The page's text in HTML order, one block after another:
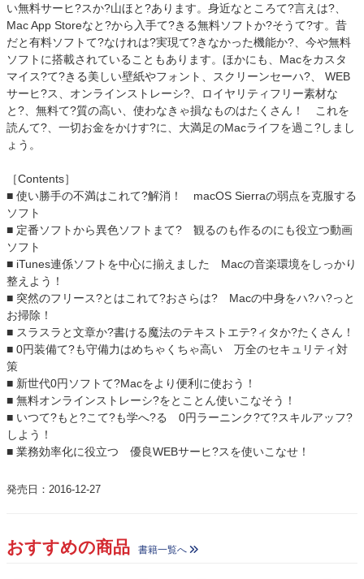
い無料サーヒ?スか?山ほと?あります。身近なところて?言えは?、
Mac App Storeなと?から入手て?きる無料ソフトか?そうて?す。昔
だと有料ソフトて?なけれは?実現て?きなかった機能か?、今や無料
ソフトに搭載されていることもあります。ほかにも、Macをカスタ
マイス?て?きる美しい壁紙やフォント、スクリーンセーハ?、 WEB
サーヒ?ス、オンラインストレーシ?、ロイヤリティフリー素材な
と?、無料て?質の高い、使わなきゃ損なものはたくさん！ これを
読んて?、一切お金をかけす?に、大満足のMacライフを過こ?しまし
ょう。
［Contents］
■ 使い勝手の不満はこれて?解消！ macOS Sierraの弱点を克服する
ソフト
■ 定番ソフトから異色ソフトまて? 観るのも作るのにも役立つ動画
ソフト
■ iTunes連係ソフトを中心に揃えました Macの音楽環境をしっかり
整えよう！
■ 突然のフリース?とはこれて?おさらは? Macの中身をハ?ハ?っと
お掃除！
■ スラスラと文章か?書ける魔法のテキストエテ?ィタか?たくさん！
■ 0円装備て?も守備力はめちゃくちゃ高い 万全のセキュリティ対
策
■ 新世代0円ソフトて?Macをより便利に使おう！
■ 無料オンラインストレーシ?をとことん使いこなそう！
■ いつて?もと?こて?も学へ?る 0円ラーニンク?て?スキルアッフ?
しよう！
■ 業務効率化に役立つ 優良WEBサーヒ?スを使いこなせ！
発売日：2016-12-27
おすすめの商品 書籍一覧へ